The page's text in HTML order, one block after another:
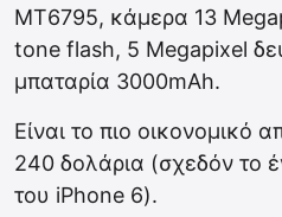
MT6795, κάμερα 13
tone flash, 5 Megapixel
μπαταρία 3000mAh.
Είναι το πιο οικονομικό
240 δολάρια (σχεδόν το
του iPhone 6).